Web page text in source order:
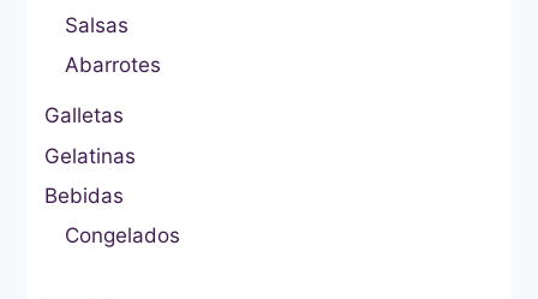
Salsas
Abarrotes
Galletas
Gelatinas
Bebidas
Congelados